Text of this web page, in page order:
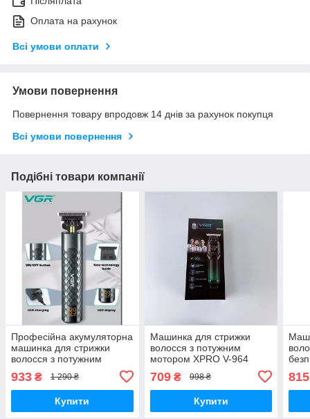
Оплата на рахунок
Всі умови оплати
Умови повернення
Повернення товару впродовж 14 днів за рахунок покупця
Всі умови повернення
Подібні товари компанії
Професійна акумуляторна
машинка для стрижки
волосся з потужним
077 (41881-V-077_483)
933 ₴ 1 290 ₴
Купити
Машинка для стрижки
волосся з потужним
мотором XPRO V-964
709₴ 998 ₴
Купити
815